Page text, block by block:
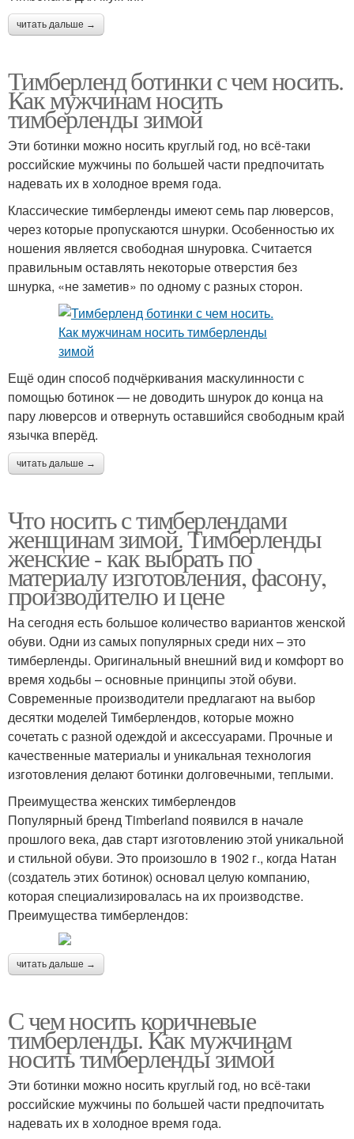
читать дальше →
Тимберленд ботинки с чем носить.
Как мужчинам носить
тимберленды зимой
Эти ботинки можно носить круглый год, но всё-таки
российские мужчины по большей части предпочитать
надевать их в холодное время года.
Классические тимберленды имеют семь пар люверсов,
через которые пропускаются шнурки. Особенностью их
ношения является свободная шнуровка. Считается
правильным оставлять некоторые отверстия без
шнурка, «не заметив» по одному с разных сторон.
Ещё один способ подчёркивания маскулинности с
помощью ботинок — не доводить шнурок до конца на
пару люверсов и отвернуть оставшийся свободным край
язычка вперёд.
читать дальше →
Что носить с тимберлендами
женщинам зимой. Тимберленды
женские - как выбрать по
материалу изготовления, фасону,
производителю и цене
На сегодня есть большое количество вариантов женской
обуви. Одни из самых популярных среди них – это
тимберленды. Оригинальный внешний вид и комфорт во
время ходьбы – основные принципы этой обуви.
Современные производители предлагают на выбор
десятки моделей Тимберлендов, которые можно
сочетать с разной одеждой и аксессуарами. Прочные и
качественные материалы и уникальная технология
изготовления делают ботинки долговечными, теплыми.
Преимущества женских тимберлендов
Популярный бренд Timberland появился в начале
прошлого века, дав старт изготовлению этой уникальной
и стильной обуви. Это произошло в 1902 г., когда Натан
(создатель этих ботинок) основал целую компанию,
которая специализировалась на их производстве.
Преимущества тимберлендов:
читать дальше →
С чем носить коричневые
тимберленды. Как мужчинам
носить тимберленды зимой
Эти ботинки можно носить круглый год, но всё-таки
российские мужчины по большей части предпочитать
надевать их в холодное время года.